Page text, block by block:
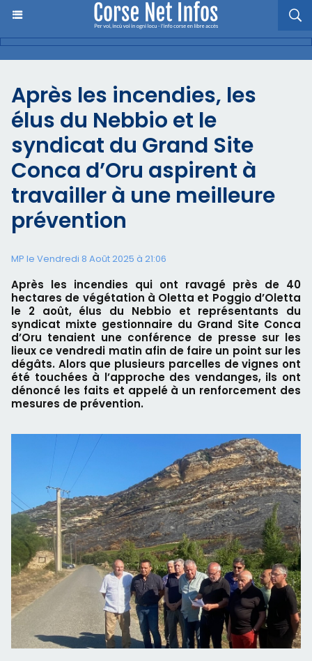
Après les incendies, les
élus du Nebbio et le
syndicat du Grand Site
Conca d’Oru aspirent à
travailler à une meilleure
prévention
MP le Vendredi 8 Août 2025 à 21:06
Après les incendies qui ont ravagé près de 40
hectares de végétation à Oletta et Poggio d’Oletta
le 2 août, élus du Nebbio et représentants du
syndicat mixte gestionnaire du Grand Site Conca
d’Oru tenaient une conférence de presse sur les
lieux ce vendredi matin afin de faire un point sur les
dégâts. Alors que plusieurs parcelles de vignes ont
été touchées à l’approche des vendanges, ils ont
dénoncé les faits et appelé à un renforcement des
mesures de prévention.